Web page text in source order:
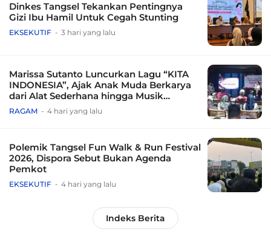
Dinkes Tangsel Tekankan Pentingnya
Gizi Ibu Hamil Untuk Cegah Stunting
EKSEKUTIF 3 hari yang lalu
Marissa Sutanto Luncurkan Lagu “KITA
INDONESIA”, Ajak Anak Muda Berkarya
dari Alat Sederhana hingga Musik
Tradisional
RAGAM 4 hari yang lalu
Polemik Tangsel Fun Walk & Run Festival
2026, Dispora Sebut Bukan Agenda
Pemkot
EKSEKUTIF 4 hari yang lalu
Indeks Berita